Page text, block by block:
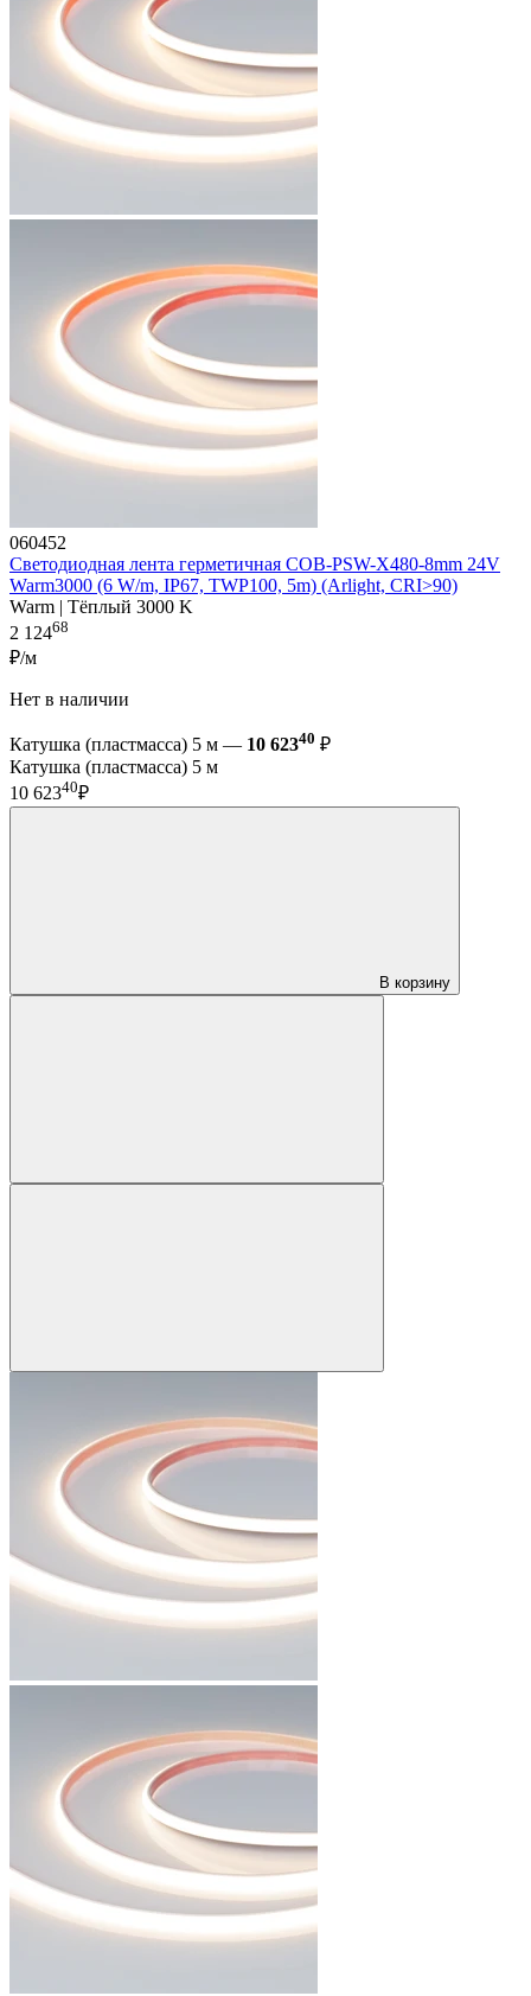
060452
Светодиодная лента герметичная COB-PSW-X480-8mm 24V
Warm3000 (6 W/m, IP67, TWP100, 5m) (Arlight, CRI>90)
Warm | Тёплый 3000 K
2 12468
₽/м
Нет в наличии
Катушка (пластмасса) 5 м — 10 62340 ₽
Катушка (пластмасса) 5 м
10 62340₽
В корзину